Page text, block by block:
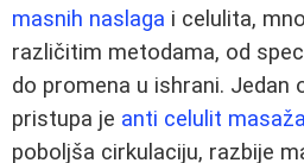
masnih naslaga i celulita,
različitim metodama, od
do promena u ishrani. Jedan
pristupa je anti celulit masaža
poboljša cirkulaciju, razbije